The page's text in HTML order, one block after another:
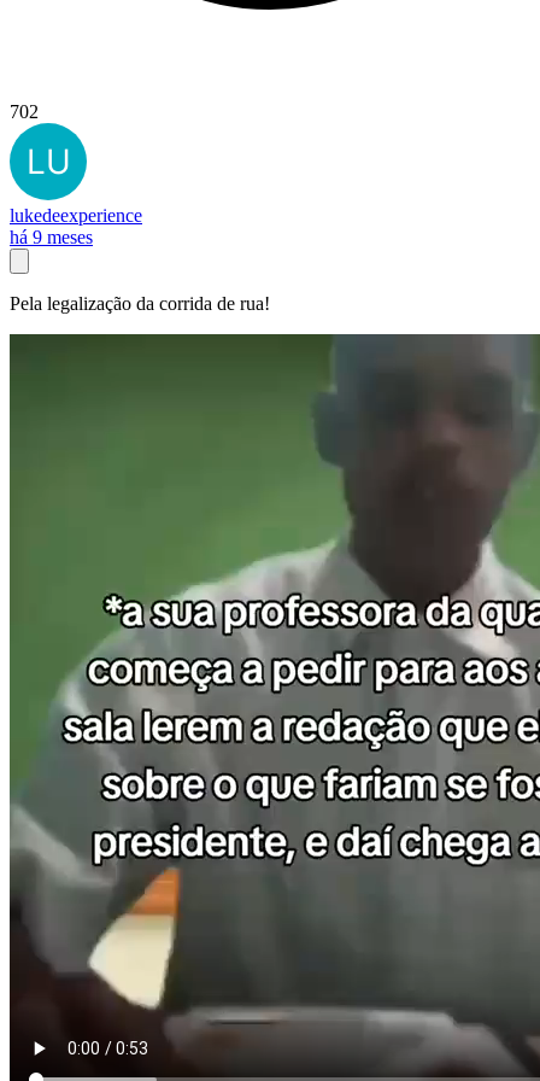
702
lukedeexperience
há 9 meses
Pela legalização da corrida de rua!